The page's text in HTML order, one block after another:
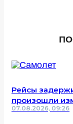
Рейсы
произошли
07.08.2026, 09:26